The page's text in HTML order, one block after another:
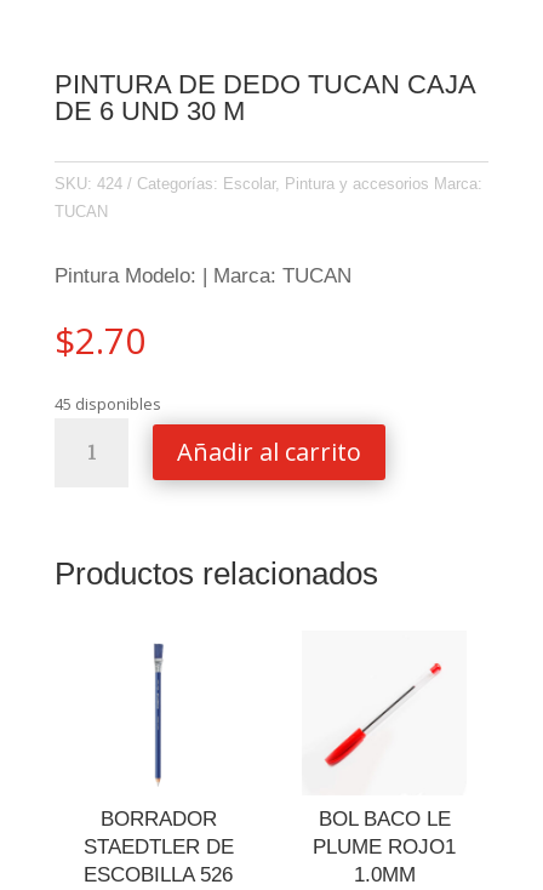
PINTURA DE DEDO TUCAN CAJA
DE 6 UND 30 M
SKU: 424 Categorías: Escolar, Pintura y accesorios Marca:
TUCAN
Pintura Modelo: | Marca: TUCAN
$2.70
45 disponibles
DE
Añadir al carrito
Productos relacionados
BORRADOR
STAEDTLER DE
ESCOBILLA 526
BOL BACO LE
PLUME ROJO1
1.0MM